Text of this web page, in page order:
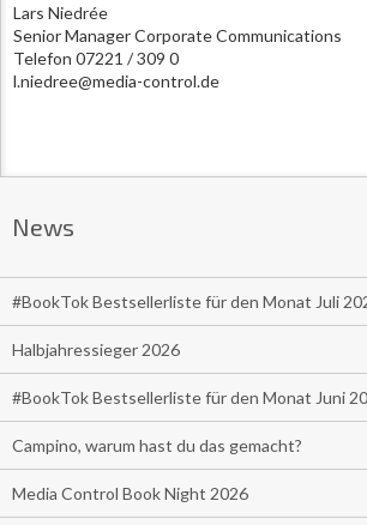
Lars Niedrée
Senior Manager Corporate Communications
Telefon 07221 / 309 0
l.niedree@media-control.de
News
#BookTok Bestsellerliste für den Monat Juli
Halbjahressieger 2026
#BookTok Bestsellerliste für den Monat Juni
Campino, warum hast du das gemacht?
Media Control Book Night 2026